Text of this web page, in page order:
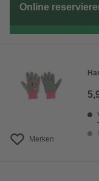
Online
Merken